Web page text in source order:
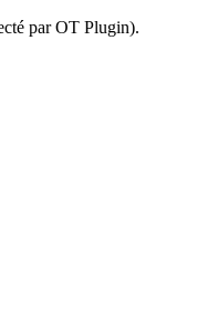
par OT Plugin).